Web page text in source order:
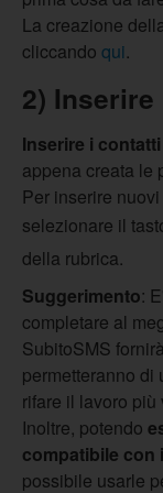
La creazione
cliccando qui.
2)
Inserire i contatti
appena creata le
Per inserire
selezionare il
della rubrica.
Suggerimento:
completare al
SubitoSMS
permetteranno di
rifare il lavoro più
Inoltre, potendo
compatibile con
possibile usarle